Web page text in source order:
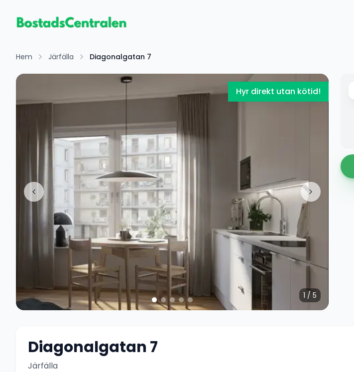
Hem Järfälla Diagonalgatan 7
Hyr direkt utan kötid!
1 / 5
Diagonalgatan 7
Järfälla